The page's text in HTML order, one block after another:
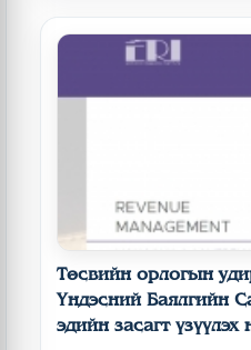
Төсвийн орлогын
Үндэсний Баялгийн
эдийн засагт үзүүлэх